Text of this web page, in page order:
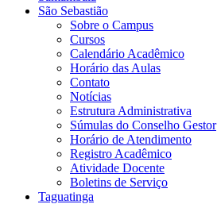
São Sebastião
Sobre o Campus
Cursos
Calendário Acadêmico
Horário das Aulas
Contato
Notícias
Estrutura Administrativa
Súmulas do Conselho Gestor
Horário de Atendimento
Registro Acadêmico
Atividade Docente
Boletins de Serviço
Taguatinga